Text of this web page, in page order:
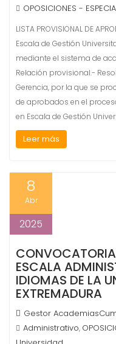
OPOSICIONES -
LISTA PROVISIONAL DE
Escala de Gestión
mediante el sistema de
Relación provisional.-
Gerencia, por la que se
de aprobados en el
en Escala de Gestión
Leer más
8
Abr
2025
ESCALA
IDIOMAS DE LA
EXTREMADURA
Gestor
Administrativo,